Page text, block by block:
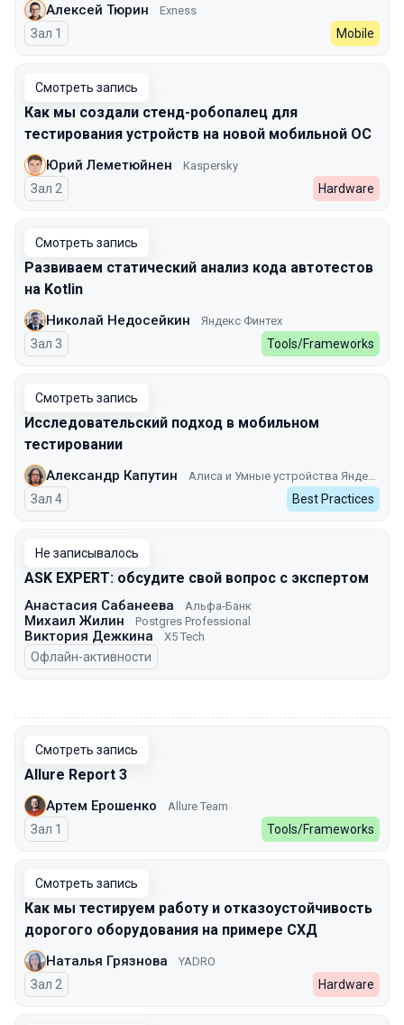
Алексей Тюрин Exness
Зал 1 Mobile
Смотреть запись
Как мы создали стенд-робопалец для
тестирования устройств на новой мобильной ОС
Юрий Леметюйнен Kaspersky
Зал 2 Hardware
Смотреть запись
Развиваем статический анализ кода автотестов
на Kotlin
Николай Недосейкин Яндекс Финтех
Зал 3 Tools/Frameworks
Смотреть запись
Исследовательский подход в мобильном
тестировании
Александр Капутин
Зал 4 Best Practices
Не записывалось
ASK EXPERT: обсудите свой вопрос с экспертом
Анастасия Сабанеева Альфа-Банк
Михаил Жилин Postgres Professional
Виктория Дежкина X5 Tech
Офлайн-активности
Смотреть запись
Allure Report 3
Артем Ерошенко Allure Team
Зал 1 Tools/Frameworks
Смотреть запись
Как мы тестируем работу и отказоустойчивость
дорогого оборудования на примере СХД
Наталья Грязнова YADRO
Зал 2 Hardware